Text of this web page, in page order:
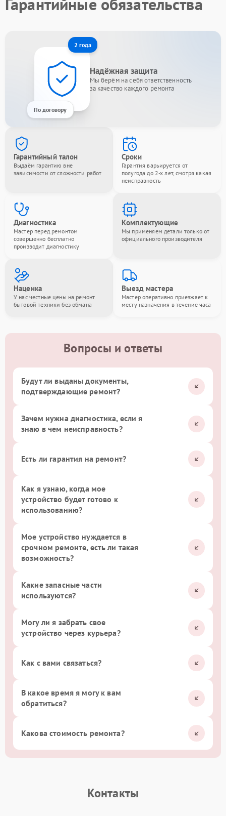
2 года
По договору
Надёжная защита
Мы берём на себя ответственность
за качество каждого ремонта
Гарантийный талон
Выдаём гарантию вне
зависимости от сложности работ
Сроки
Гарантия варьируется от
полугода до 2-х лет, смотря какая
неисправность
Диагностика
Мастер перед ремонтом
совершенно бесплатно
производит диагностику
Комплектующие
Мы применяем детали только от
официального производителя
Наценка
У нас честные цены на ремонт
бытовой техники без обмана
Выезд мастера
Мастер оперативно приезжает к
месту назначения в течение часа
Вопросы и ответы
Будут ли выданы документы,
подтверждающие ремонт?
Зачем нужна диагностика, если я
знаю в чем неисправность?
Есть ли гарантия на ремонт?
Как я узнаю, когда мое
устройство будет готово к
использованию?
Мое устройство нуждается в
срочном ремонте, есть ли такая
возможность?
Какие запасные части
используются?
Могу ли я забрать свое
устройство через курьера?
Как с вами связаться?
В какое время я могу к вам
обратиться?
Какова стоимость ремонта?
Контакты